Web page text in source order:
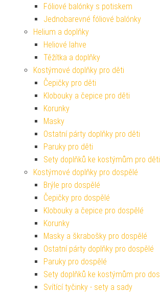
Fóliové balónky s potiskem
Jednobarevné fóliové balónky
Helium a doplňky
Heliové lahve
Těžítka a doplňky
Kostýmové doplňky pro děti
Čepičky pro děti
Klobouky a čepice pro děti
Korunky
Masky
Ostatní párty doplňky pro děti
Paruky pro děti
Sety doplňků ke kostýmům pro děti
Kostýmové doplňky pro dospělé
Brýle pro dospělé
Čepičky pro dospělé
Klobouky a čepice pro dospělé
Korunky
Masky a škrabošky pro dospělé
Ostatní párty doplňky pro dospělé
Paruky pro dospělé
Sety doplňků ke kostýmům pro
Svítící tyčinky - sety a sady